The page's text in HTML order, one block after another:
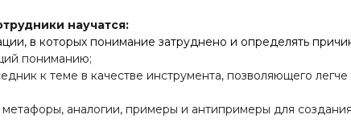
научатся:
в которых понимание затруднено и определять
пониманию;
к теме в качестве инструмента, позволяющего
аналогии, примеры и антипримеры для